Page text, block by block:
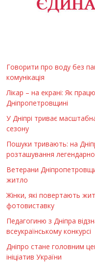
Говорити про воду без
комунікація
Лікар – на екрані: Як
Дніпропетровщині
У Дніпрі триває
сезону
Пошуки тривають: на
розташування
Ветерани
житло
Жінки, які повертають
фотовиставку
Педагогиню з Дніпра
всеукраїнському конкурсі
Дніпро стане головним
ініціатив України